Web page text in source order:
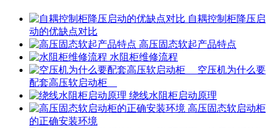
自耦控制柜降压启
动的优缺点对比
高压固态软起产品特点
水阻柜维修流程
空压机为什么要
配套高压软启动柜
绕线水阻柜启动原理
高压固态软启动柜
的正确安装环境